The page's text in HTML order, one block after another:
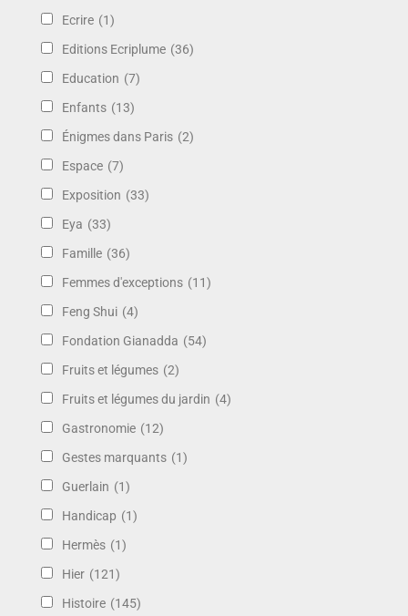
Ecrire (1)
Editions Ecriplume (36)
Education (7)
Enfants (13)
Énigmes dans Paris (2)
Espace (7)
Exposition (33)
Eya (33)
Famille (36)
Femmes d'exceptions (11)
Feng Shui (4)
Fondation Gianadda (54)
Fruits et légumes (2)
Fruits et légumes du jardin (4)
Gastronomie (12)
Gestes marquants (1)
Guerlain (1)
Handicap (1)
Hermès (1)
Hier (121)
Histoire (145)